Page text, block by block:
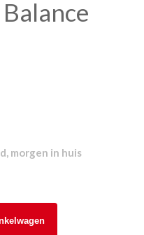
morgen in huis